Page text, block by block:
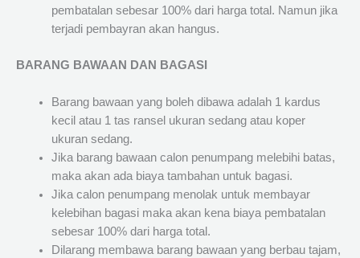
pembatalan sebesar 100% dari harga total. Namun jika
terjadi pembayran akan hangus.
BARANG BAWAAN DAN BAGASI
Barang bawaan yang boleh dibawa adalah 1 kardus
kecil atau 1 tas ransel ukuran sedang atau koper
ukuran sedang.
Jika barang bawaan calon penumpang melebihi batas,
maka akan ada biaya tambahan untuk bagasi.
Jika calon penumpang menolak untuk membayar
kelebihan bagasi maka akan kena biaya pembatalan
sebesar 100% dari harga total.
Dilarang membawa barang bawaan yang berbau tajam,